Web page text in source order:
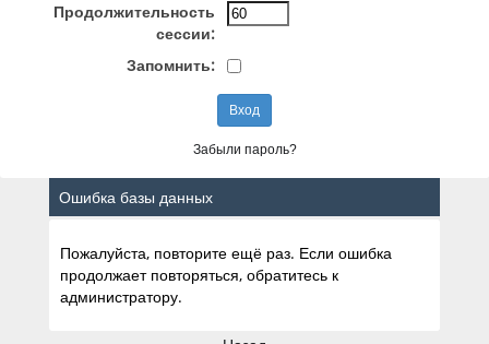
Продолжительность
сессии:
Запомнить:
Забыли пароль?
Ошибка базы данных
Пожалуйста, повторите ещё раз. Если ошибка
продолжает повторяться, обратитесь к
администратору.